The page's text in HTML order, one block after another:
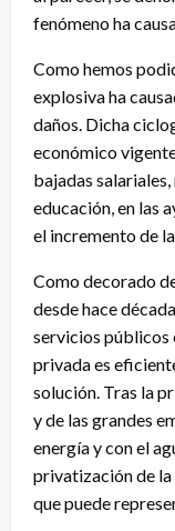
fenómeno ha
Como hemos
explosiva ha
daños. Dicha
económico
bajadas
educación, en las
el incremento de
Como decorado
desde hace
servicios públicos
privada es
solución. Tras la
y de las grandes
energía y con el
privatización de
que puede